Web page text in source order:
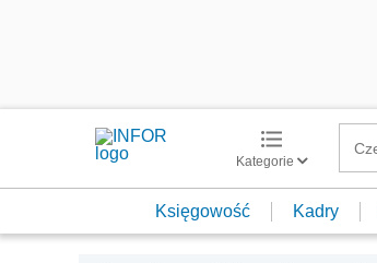
Kategorie
Księgowość Kadry